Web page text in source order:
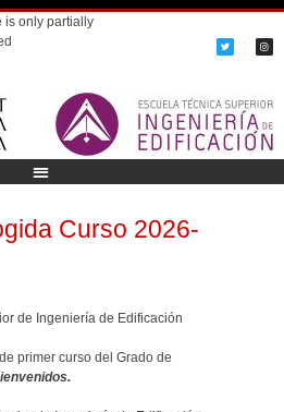
is only partially
Curso 2026-
de Ingeniería de Edificación
primer curso del Grado de